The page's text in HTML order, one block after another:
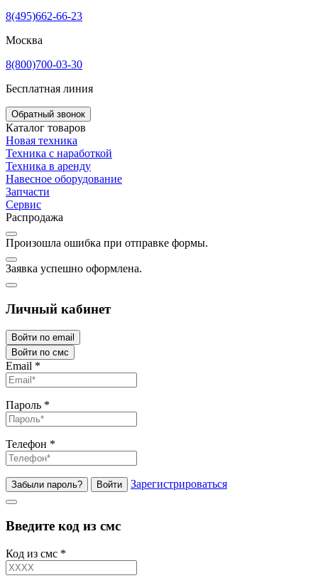
8(495)662-66-23
Москва
8(800)700-03-30
Бесплатная линия
Обратный звонок
Каталог товаров
Новая техника
Техника с наработкой
Техника в аренду
Навесное оборудование
Запчасти
Сервис
Распродажа
Произошла ошибка при отправке формы.
Заявка успешно оформлена.
Личный кабинет
Войти по email
Войти по смс
Email *
Пароль *
Телефон *
Забыли пароль? Войти Зарегистрироваться
Введите код из смс
Код из смс *